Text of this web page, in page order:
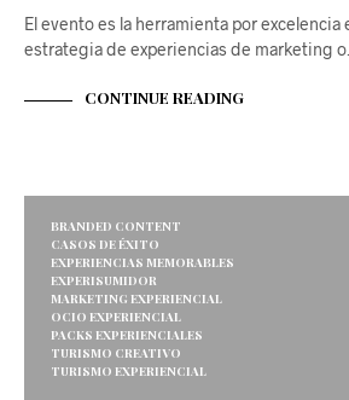
El evento es la herramienta por excelencia
estrategia de experiencias de marketing o…
CONTINUE READING
BRANDED CONTENT
CASOS DE ÉXITO
EXPERIENCIAS MEMORABLES
EXPERISUMIDOR
MARKETING EXPERIENCIAL
OCIO EXPERIENCIAL
PACKS EXPERIENCIALES
TURISMO CREATIVO
TURISMO EXPERIENCIAL